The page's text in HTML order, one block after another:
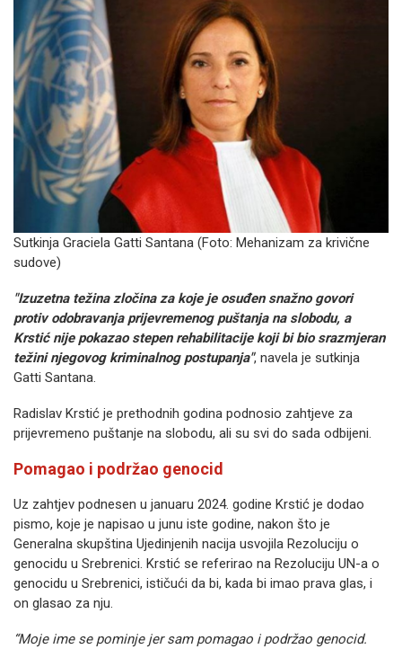
Sutkinja Graciela Gatti Santana (Foto: Mehanizam za krivične
sudove)
"Izuzetna težina zločina za koje je osuđen snažno govori
protiv odobravanja prijevremenog puštanja na slobodu, a
Krstić nije pokazao stepen rehabilitacije koji bi bio srazmjeran
težini njegovog kriminalnog postupanja", navela je sutkinja
Gatti Santana.
Radislav Krstić je prethodnih godina podnosio zahtjeve za
prijevremeno puštanje na slobodu, ali su svi do sada odbijeni.
Pomagao i podržao genocid
Uz zahtjev podnesen u januaru 2024. godine Krstić je dodao
pismo, koje je napisao u junu iste godine, nakon što je
Generalna skupština Ujedinjenih nacija usvojila Rezoluciju o
genocidu u Srebrenici. Krstić se referirao na Rezoluciju UN-a o
genocidu u Srebrenici, ističući da bi, kada bi imao prava glas, i
on glasao za nju.
“Moje ime se pominje jer sam pomagao i podržao genocid.